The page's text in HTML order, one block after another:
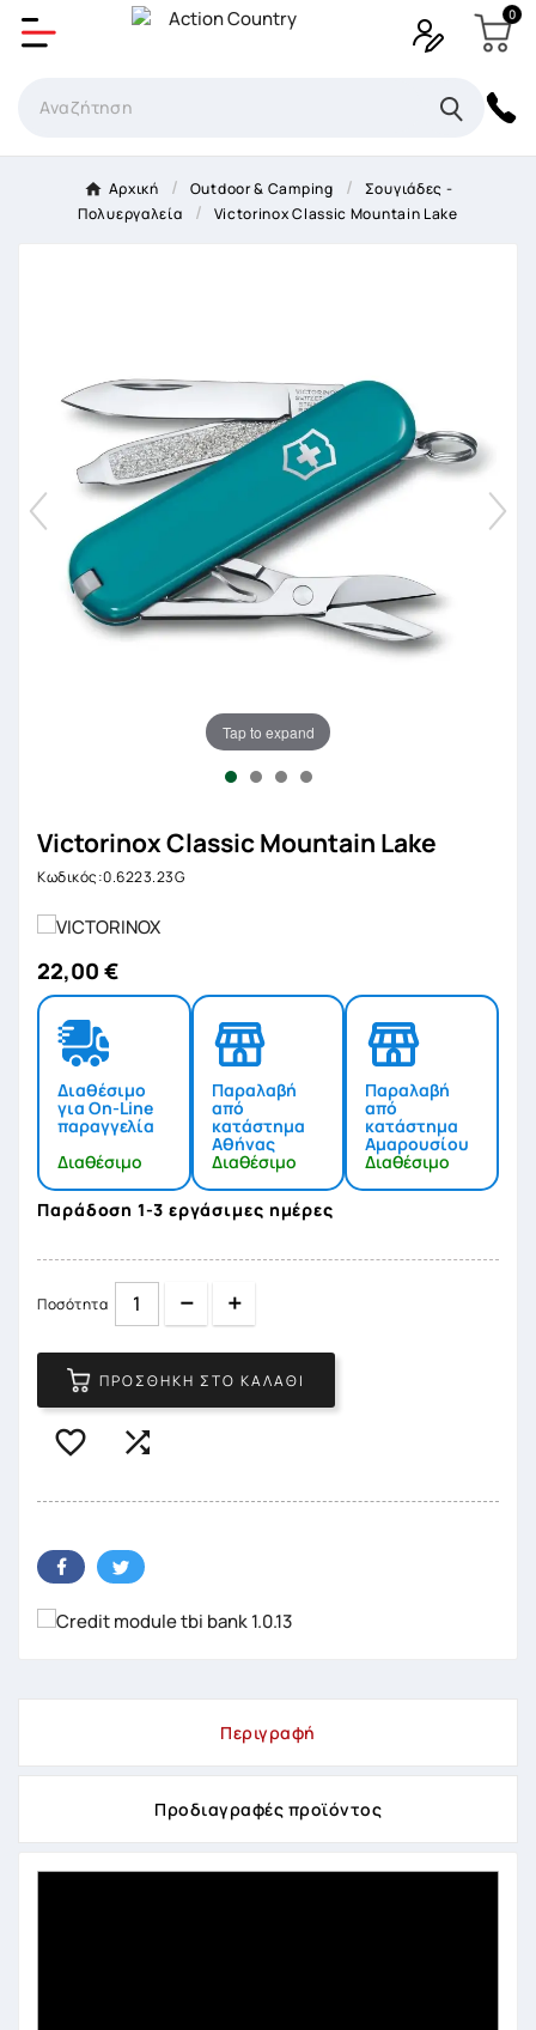
0
Αρχική Outdoor & Camping
Σουγιάδες -
Πολυεργαλεία
Victorinox Classic Mountain Lake
Tap to expand
Victorinox Classic Mountain Lake
Κωδικός:0.6223.23G
22,00 €
Διαθέσιμο
για On-Line
παραγγελία
Διαθέσιμο
Παραλαβή
από
κατάστημα
Αθήνας
Διαθέσιμο
Παραλαβή
από
κατάστημα
Αμαρουσίου
Διαθέσιμο
Παράδοση 1-3 εργάσιμες ημέρες
Ποσότητα Quantity
ΠΡΟΣΘΉΚΗ ΣΤΟ ΚΑΛΆΘΙ
 
Περιγραφή
Προδιαγραφές προϊόντος
Δημιουργία λίστα επιθυμητών
×
Όνομα Λίστα επιθυμιτών
Ακύρωση Δημιουργία λίστα επιθυμητών